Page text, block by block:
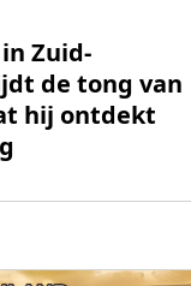
Zuid-
de tong van
hij ontdekt